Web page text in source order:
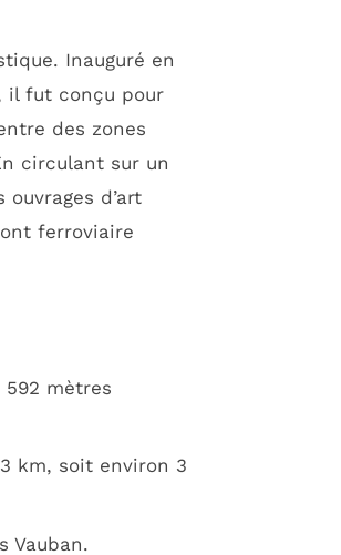
Inauguré en
il fut conçu pour
des zones
circulant sur un
d’art
ferroviaire
mètres
km, soit environ 3
Vauban.